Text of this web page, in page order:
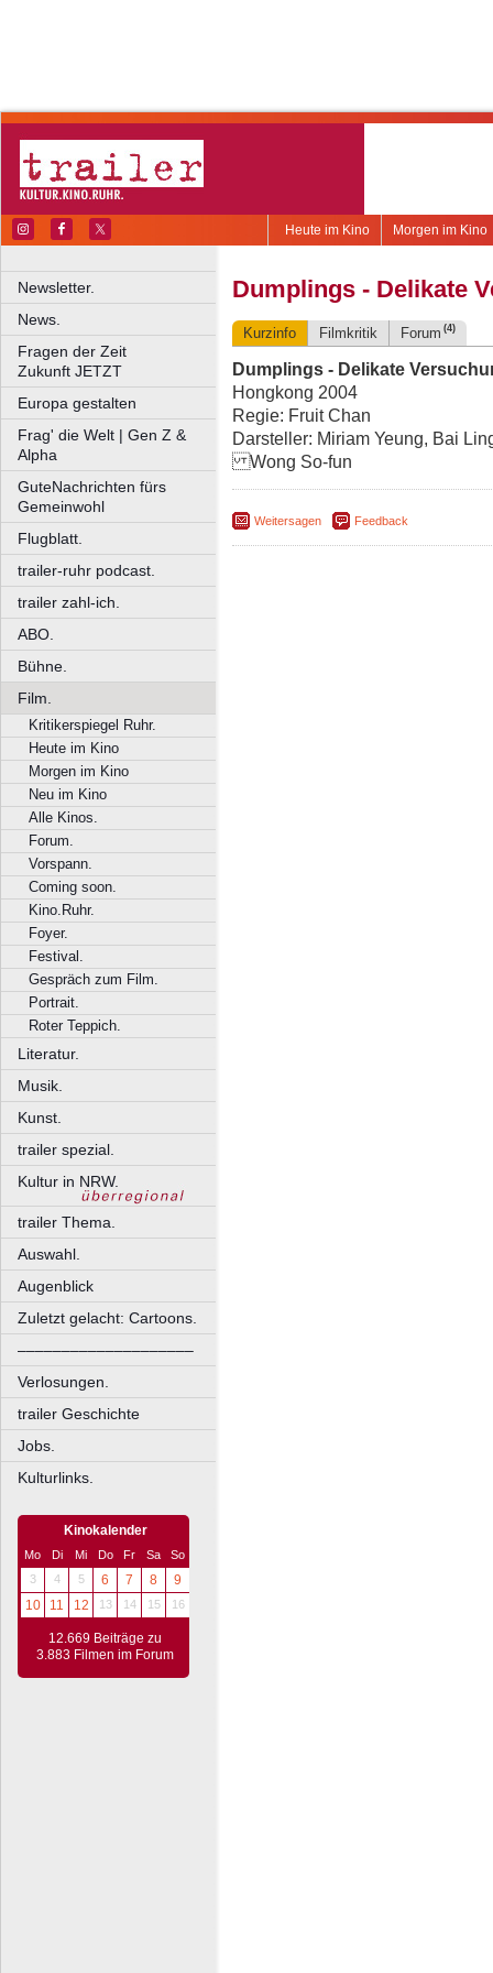
Morgen im Kino
Heute im Kino
Newsletter.
News.
Fragen der Zeit
Zukunft JETZT
Europa gestalten
Frag' die Welt | Gen Z &
Alpha
GuteNachrichten fürs
Gemeinwohl
Flugblatt.
trailer-ruhr podcast.
trailer zahl-ich.
ABO.
Bühne.
Film.
Kritikerspiegel Ruhr.
Heute im Kino
Morgen im Kino
Neu im Kino
Alle Kinos.
Forum.
Vorspann.
Coming soon.
Kino.Ruhr.
Foyer.
Festival.
Gespräch zum Film.
Portrait.
Roter Teppich.
Literatur.
Musik.
Kunst.
trailer spezial.
Kultur in NRW.
trailer Thema.
Auswahl.
Augenblick
Zuletzt gelacht: Cartoons.
––––––––––––––––––––
Verlosungen.
trailer Geschichte
Jobs.
Kulturlinks.
Kinokalender
Mo Di Mi Do Fr Sa
So
3
4 5 6 7 8
9
10
11 12 13 14 15 16
12.669 Beiträge zu
3.883 Filmen im Forum
Dumplings - Delikate
Kurzinfo Filmkritik Forum (4)
Dumplings - Delikate
Hongkong 2004
Regie: Fruit Chan
Darsteller: Miriam Yeung, Bai
Wong So-fun
Weitersagen Feedback